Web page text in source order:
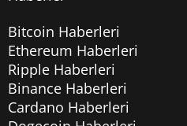
Bitcoin Haberleri
Ethereum Haberleri
Ripple Haberleri
Binance Haberleri
Cardano Haberleri